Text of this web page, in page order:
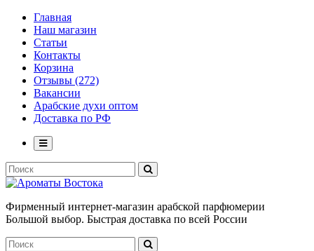
Главная
Наш магазин
Статьи
Контакты
Корзина
Отзывы (272)
Вакансии
Арабские духи оптом
Доставка по РФ
Фирменный интернет-магазин арабской парфюмерии
Большой выбор. Быстрая доставка по всей России